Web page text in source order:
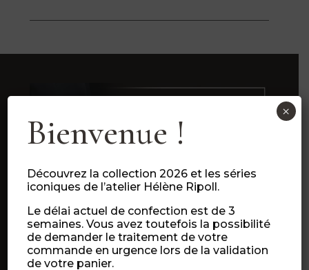
Bienvenue !
Découvrez la collection 2026 et les séries
iconiques de l’atelier Hélène Ripoll.
Le délai actuel de confection est de 3
semaines. Vous avez toutefois la possibilité
de demander le traitement de votre
commande en urgence lors de la validation
de votre panier.
×